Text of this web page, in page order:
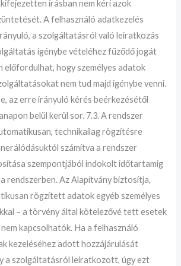
írásban nem kéri azok
A felhasználó adatkezelés
a szolgáltatásról való leiratkozás
igénybe vételéhez fűződő jogát
előfordulhat, hogy személyes adatok
nem tud majd igénybe venni.
az erre irányuló kérés beérkezésétől
belül kerül sor. 7.3. A rendszer
technikailag rögzítésre
számítva a rendszer
szempontjából indokolt időtartamig
rendszerben. Az Alapítvány biztosítja,
rögzített adatok egyéb személyes
– a törvény által kötelezővé tett esetek
kapcsolhatók. Ha a felhasználó
kezeléséhez adott hozzájárulását
a szolgáltatásról leiratkozott, úgy ezt